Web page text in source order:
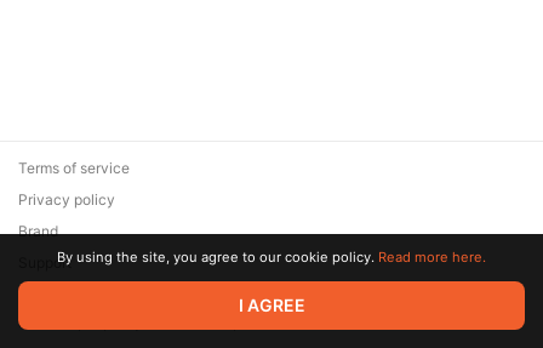
© 2026 Zaya Solutions Limited. All rights reserved. All trademarks
are the property of their respective owners.
Terms of service
Privacy policy
Brand
SupportBy using the site, you agree to our cookie policy. Read more here.
I AGREE